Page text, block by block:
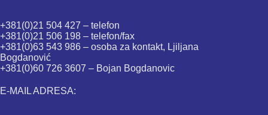
+381(0)21 504 427 – telefon
+381(0)21 506 198 – telefon/fax
+381(0)63 543 986 – osoba za kontakt, Ljiljana
Bogdanović
+381(0)60 726 3607 – Bojan Bogdanovic
E-MAIL ADRESA: